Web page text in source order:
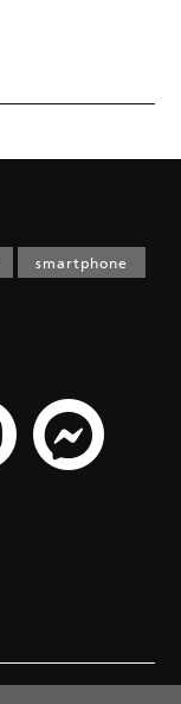
smartphone